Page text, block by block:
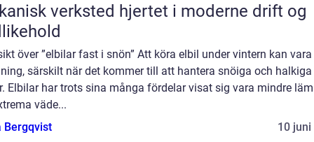
verksted hjertet i moderne drift og
över ”elbilar fast i snön” Att köra elbil under vintern kan vara
särskilt när det kommer till att hantera snöiga och halkiga
Elbilar har trots sina många fördelar visat sig vara mindre
väde...
Bergqvist
10 juni